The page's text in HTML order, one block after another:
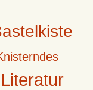
Literatur